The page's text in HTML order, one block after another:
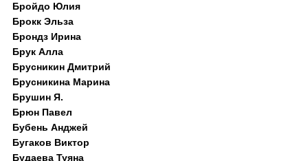
Бройдо Юлия
Брокк Эльза
Брондз Ирина
Брук Алла
Брусникин Дмитрий
Брусникина Марина
Брушин Я.
Брюн Павел
Бубень Анджей
Бугаков Виктор
Будаева Туяна